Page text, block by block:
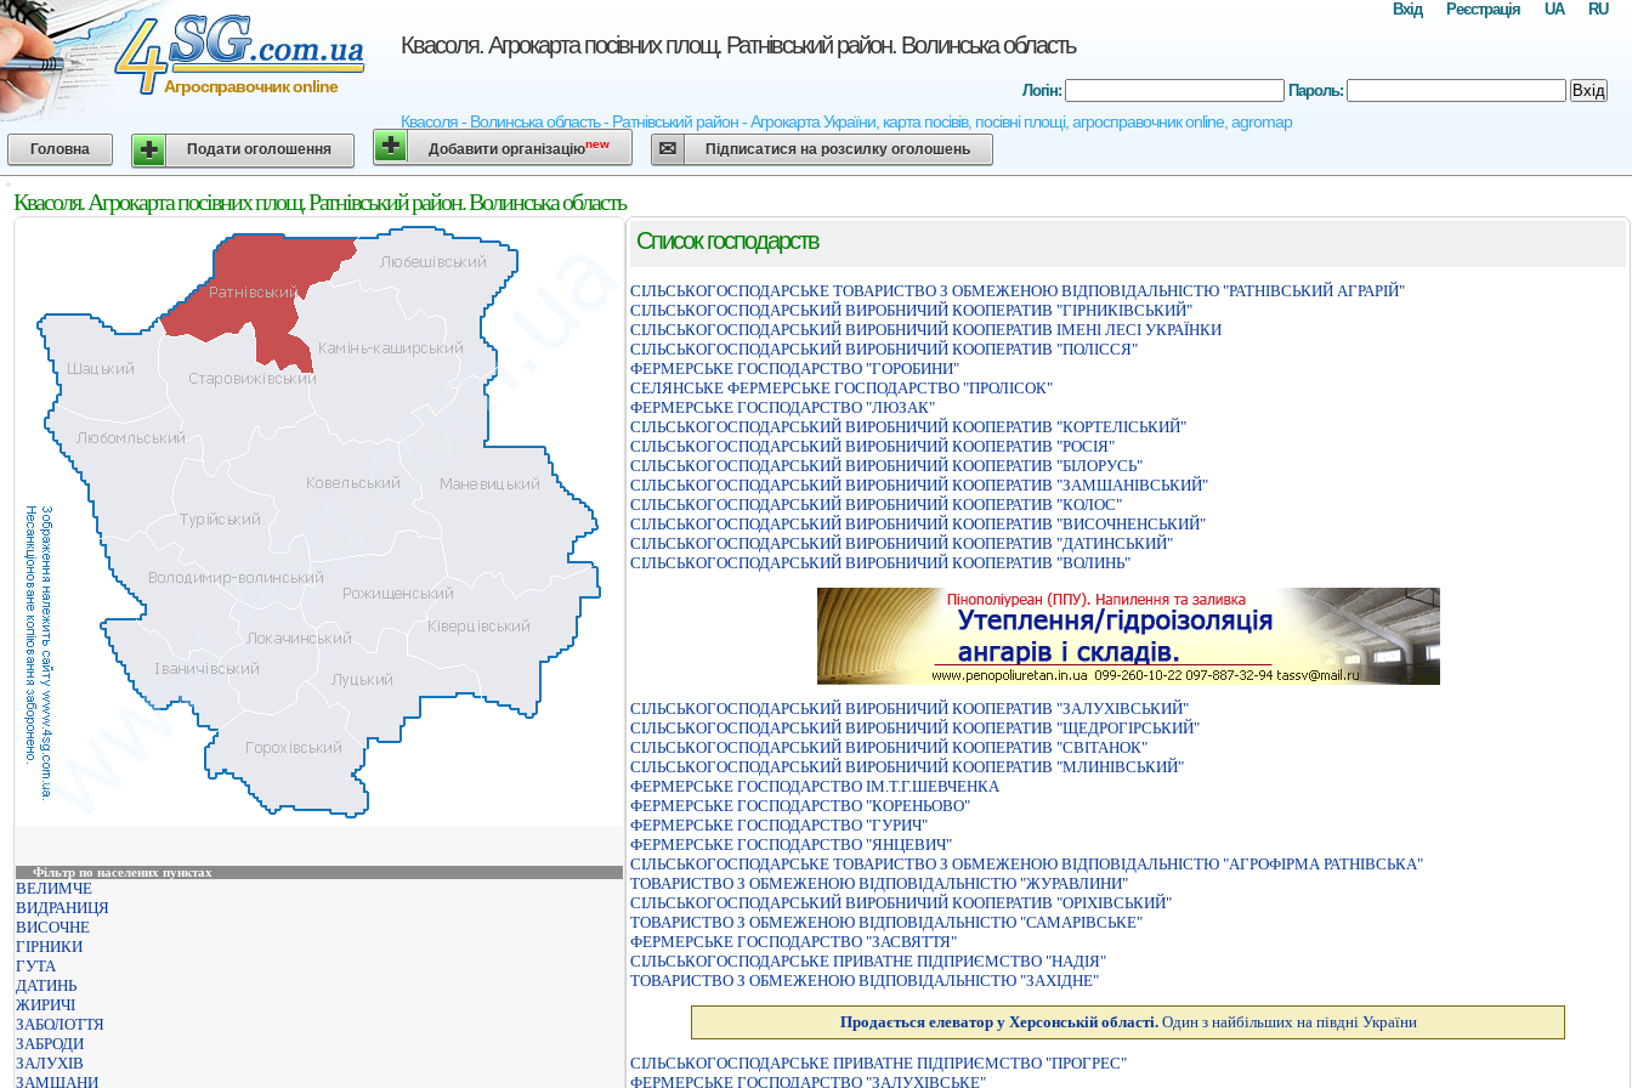
Квасоля. Агрокарта посівних площ. Ратнівський район. Волинська область
Квасоля - Волинська область - Ратнівський район - Агрокарта України, карта посівів, посівні площі, агросправочник online, agromap
Агросправочник online
RU
UA
Реєстрація
Вхід
Логін: Пароль: Вхід
Головна Подати оголошення Добавити організаціюnew Підписатися на розсилку оголошень
Квасоля. Агрокарта посівних площ. Ратнівський район. Волинська область
Фільтр по населених пунктах
ВЕЛИМЧЕ
ВИДРАНИЦЯ
ВИСОЧНЕ
ГІРНИКИ
ГУТА
ДАТИНЬ
ЖИРИЧІ
ЗАБОЛОТТЯ
ЗАБРОДИ
ЗАЛУХІВ
ЗАМШАНИ
Список господарств
СIЛЬСЬКОГОСПОДАРСЬКЕ ТОВАРИСТВО З ОБМЕЖЕНОЮ ВIДПОВIДАЛЬНIСТЮ "РАТНIВСЬКИЙ АГРАРIЙ"
СIЛЬСЬКОГОСПОДАРСЬКИЙ ВИРОБНИЧИЙ КООПЕРАТИВ "ГIРНИКIВСЬКИЙ"
СIЛЬСЬКОГОСПОДАРСЬКИЙ ВИРОБНИЧИЙ КООПЕРАТИВ IМЕНI ЛЕСI УКРАЇНКИ
СIЛЬСЬКОГОСПОДАРСЬКИЙ ВИРОБНИЧИЙ КООПЕРАТИВ "ПОЛIССЯ"
ФЕРМЕРСЬКЕ ГОСПОДАРСТВО "ГОРОБИНИ"
СЕЛЯНСЬКЕ ФЕРМЕРСЬКЕ ГОСПОДАРСТВО "ПРОЛIСОК"
ФЕРМЕРСЬКЕ ГОСПОДАРСТВО "ЛЮЗАК"
СIЛЬСЬКОГОСПОДАРСЬКИЙ ВИРОБНИЧИЙ КООПЕРАТИВ "КОРТЕЛIСЬКИЙ"
СІЛЬСЬКОГОСПОДАРСЬКИЙ ВИРОБНИЧИЙ КООПЕРАТИВ "РОСІЯ"
СIЛЬСЬКОГОСПОДАРСЬКИЙ ВИРОБНИЧИЙ КООПЕРАТИВ "БIЛОРУСЬ"
СIЛЬСЬКОГОСПОДАРСЬКИЙ ВИРОБНИЧИЙ КООПЕРАТИВ "ЗАМШАНIВСЬКИЙ"
СІЛЬСЬКОГОСПОДАРСЬКИЙ ВИРОБНИЧИЙ КООПЕРАТИВ "КОЛОС"
СІЛЬСЬКОГОСПОДАРСЬКИЙ ВИРОБНИЧИЙ КООПЕРАТИВ "ВИСОЧНЕНСЬКИЙ"
СІЛЬСЬКОГОСПОДАРСЬКИЙ ВИРОБНИЧИЙ КООПЕРАТИВ "ДАТИНСЬКИЙ"
СІЛЬСЬКОГОСПОДАРСЬКИЙ ВИРОБНИЧИЙ КООПЕРАТИВ "ВОЛИНЬ"
СІЛЬСЬКОГОСПОДАРСЬКИЙ ВИРОБНИЧИЙ КООПЕРАТИВ "ЗАЛУХІВСЬКИЙ"
СIЛЬСЬКОГОСПОДАРСЬКИЙ ВИРОБНИЧИЙ КООПЕРАТИВ "ЩЕДРОГIРСЬКИЙ"
СIЛЬСЬКОГОСПОДАРСЬКИЙ ВИРОБНИЧИЙ КООПЕРАТИВ "СВIТАНОК"
СIЛЬСЬКОГОСПОДАРСЬКИЙ ВИРОБНИЧИЙ КООПЕРАТИВ "МЛИНIВСЬКИЙ"
ФЕРМЕРСЬКЕ ГОСПОДАРСТВО IМ.Т.Г.ШЕВЧЕНКА
ФЕРМЕРСЬКЕ ГОСПОДАРСТВО "КОРЕНЬОВО"
ФЕРМЕРСЬКЕ ГОСПОДАРСТВО "ГУРИЧ"
ФЕРМЕРСЬКЕ ГОСПОДАРСТВО "ЯНЦЕВИЧ"
СIЛЬСЬКОГОСПОДАРСЬКЕ ТОВАРИСТВО З ОБМЕЖЕНОЮ ВIДПОВIДАЛЬНIСТЮ "АГРОФIРМА РАТНIВСЬКА"
ТОВАРИСТВО З ОБМЕЖЕНОЮ ВIДПОВIДАЛЬНIСТЮ "ЖУРАВЛИНИ"
СІЛЬСЬКОГОСПОДАРСЬКИЙ ВИРОБНИЧИЙ КООПЕРАТИВ "ОРІХІВСЬКИЙ"
ТОВАРИСТВО З ОБМЕЖЕНОЮ ВІДПОВІДАЛЬНІСТЮ "САМАРІВСЬКЕ"
ФЕРМЕРСЬКЕ ГОСПОДАРСТВО "ЗАСВЯТТЯ"
СІЛЬСЬКОГОСПОДАРСЬКЕ ПРИВАТНЕ ПІДПРИЄМСТВО "НАДІЯ"
ТОВАРИСТВО З ОБМЕЖЕНОЮ ВIДПОВIДАЛЬНIСТЮ "ЗАХIДНЕ"
Продається елеватор у Херсонській області. Один з найбільших на півдні України
СIЛЬСЬКОГОСПОДАРСЬКЕ ПРИВАТНЕ ПIДПРИЄМСТВО "ПРОГРЕС"
ФЕРМЕРСЬКЕ ГОСПОДАРСТВО "ЗАЛУХIВСЬКЕ"